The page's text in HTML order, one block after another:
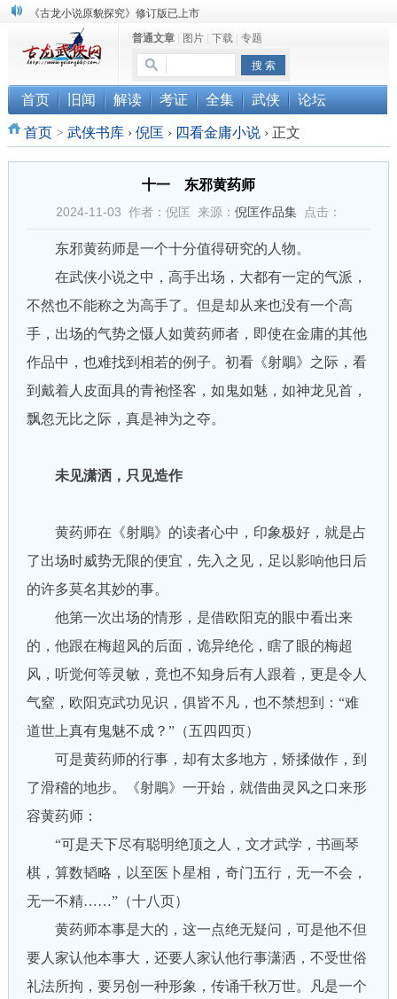
《古龙小说原貌探究》修订版已上市
顾雪衣《古龙武侠小说知见录》上市
“武侠书库”查缺补漏活动圆满结束
普通文章| 图片| 下载| 专题
首页 旧闻 解读 考证 全集 武侠 论坛
首页> 武侠书库 › 倪匡 › 四看金庸小说 ›正文
十一 东邪黄药师
2024-11-03 作者：倪匡 来源： 倪匡作品集点击：
东邪黄药师是一个十分值得研究的人物。
在武侠小说之中，高手出场，大都有一定的气派，
不然也不能称之为高手了。但是却从来也没有一个高
手，出场的气势之慑人如黄药师者，即使在金庸的其他
作品中，也难找到相若的例子。初看《射鵰》之际，看
到戴着人皮面具的青袍怪客，如鬼如魅，如神龙见首，
飘忽无比之际，真是神为之夺。
未见潇洒，只见造作
黄药师在《射鵰》的读者心中，印象极好，就是占
了出场时威势无限的便宜，先入之见，足以影响他日后
的许多莫名其妙的事。
他第一次出场的情形，是借欧阳克的眼中看出来
的，他跟在梅超风的后面，诡异绝伦，瞎了眼的梅超
风，听觉何等灵敏，竟也不知身后有人跟着，更是令人
气窒，欧阳克武功见识，俱皆不凡，也不禁想到：“难
道世上真有鬼魅不成？”（五四四页）
可是黄药师的行事，却有太多地方，矫揉做作，到
了滑稽的地步。《射鵰》一开始，就借曲灵风之口来形
容黄药师：
“可是天下尽有聪明绝顶之人，文才武学，书画琴
棋，算数韬略，以至医卜星相，奇门五行，无一不会，
无一不精……”（十八页）
黄药师本事是大的，这一点绝无疑问，可是他不但
要人家认他本事大，还要人家认他行事潇洒，不受世俗
礼法所拘，要另创一种形象，传诵千秋万世。凡是一个